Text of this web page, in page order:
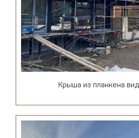
Крыша из планкена